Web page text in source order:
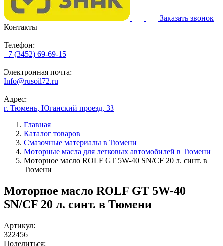
Заказать звонок
Контакты
Телефон:
+7 (3452) 69-69-15
Электронная почта:
Info@rusoil72.ru
Адрес:
г. Тюмень, Юганский проезд, 33
Главная
Каталог товаров
Смазочные материалы в Тюмени
Моторные масла для легковых автомобилей в Тюмени
Моторное масло ROLF GT 5W-40 SN/CF 20 л. синт. в
Тюмени
Моторное масло ROLF GT 5W-40
SN/CF 20 л. синт. в Тюмени
Артикул:
322456
Поделиться: